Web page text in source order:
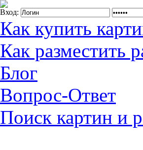
Вход:
Как купить
Как разместить
Блог
Вопрос-Ответ
Поиск картин и